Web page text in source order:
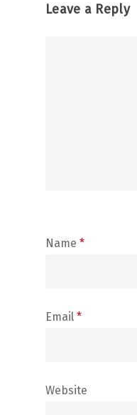
Leave a Reply
Name *
Email *
Website